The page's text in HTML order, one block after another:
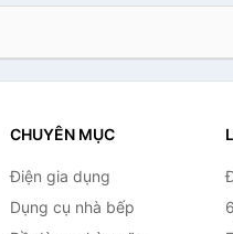
CHUYÊN MỤC
Điện gia dụng
Dụng cụ nhà bếp